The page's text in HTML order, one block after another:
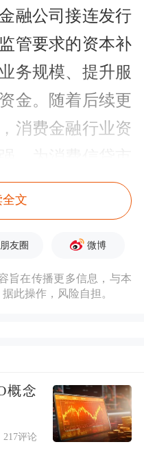
融公司接连发行
管要求的资本补
务规模、提升服
金。随着后续更
消费金融行业资
，为消费信贷市
支撑。
消金公司金融债
近年来消金公
层拟出台政策支
金融公司发行金
产支持证券
，彼时暂停约两
全文
朋友圈 微博
旨在传播更多信息，与本
此操作，风险自担。
概念
217评论